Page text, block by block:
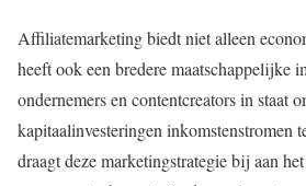
Affiliatemarketing biedt niet alleen
heeft ook een bredere maatschappelijke
ondernemers en contentcreators in staat
kapitaalinvesteringen inkomstenstromen
draagt deze marketingstrategie bij aan